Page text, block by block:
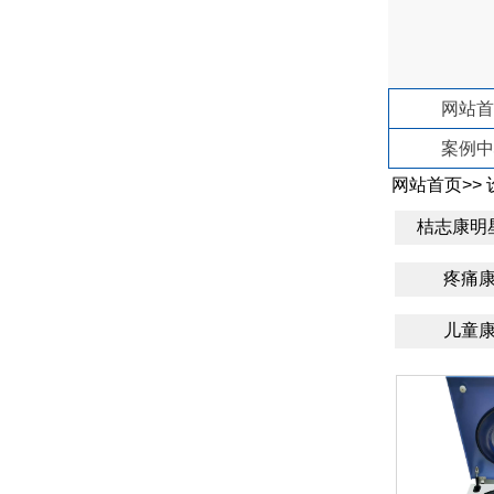
网站
案例
网站首页>>
桔志康明
疼痛
儿童